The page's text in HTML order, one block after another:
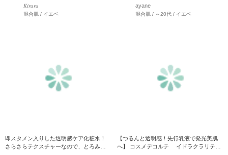
𝐾𝑖𝑟𝑎𝑟𝑎
混合肌 / イエベ
ayane
混合肌 / ～20代 / イエベ
即スタメン入りした透明感ケア化粧水！
さらさらテクスチャーなので、とろみあ
【つるんと透明感！先行乳液で発光美肌
へ】 コスメデコルテ イドラクラリティ